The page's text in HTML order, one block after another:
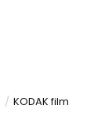
/ KODAK film